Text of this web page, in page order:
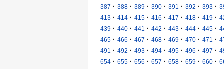
387 · 388 · 389 · 390 · 391 · 392 · 393 ·
413 · 414 · 415 · 416 · 417 · 418 · 419 ·
439 · 440 · 441 · 442 · 443 · 444 · 445 ·
465 · 466 · 467 · 468 · 469 · 470 · 471 ·
491
· 492 · 493 · 494 · 495 · 496 · 497 ·
654 · 655 · 656 · 657 · 658 · 659 · 660 ·